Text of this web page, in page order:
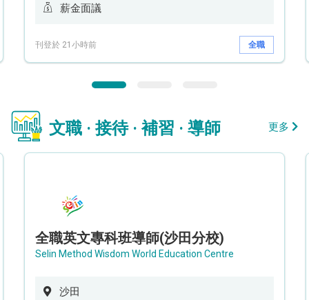
薪金面議
刊登於 21小時前 全職
文職 · 接待 · 補習 · 導師 更多
全職英文專科班導師(沙田分校)
Selin Method Wisdom World Education Centre
沙田